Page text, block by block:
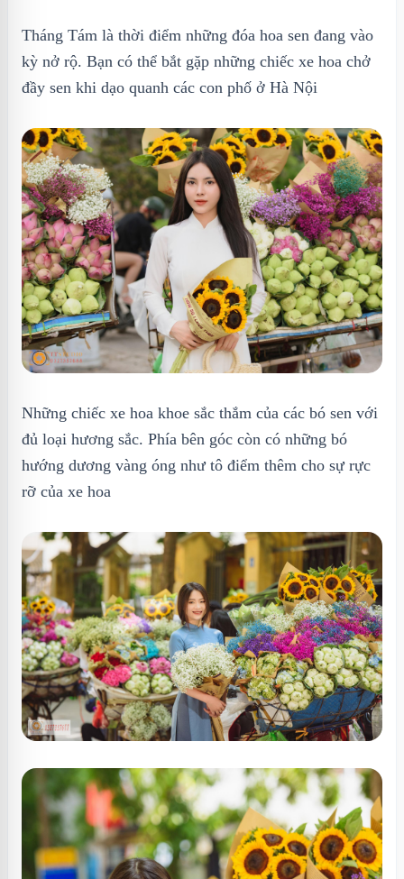
Tháng Tám là thời điểm những đóa hoa sen đang vào
kỳ nở rộ. Bạn có thể bắt gặp những chiếc xe hoa chở
đầy sen khi dạo quanh các con phố ở Hà Nội
Những chiếc xe hoa khoe sắc thắm của các bó sen với
đủ loại hương sắc. Phía bên góc còn có những bó
hướng dương vàng óng như tô điểm thêm cho sự rực
rỡ của xe hoa